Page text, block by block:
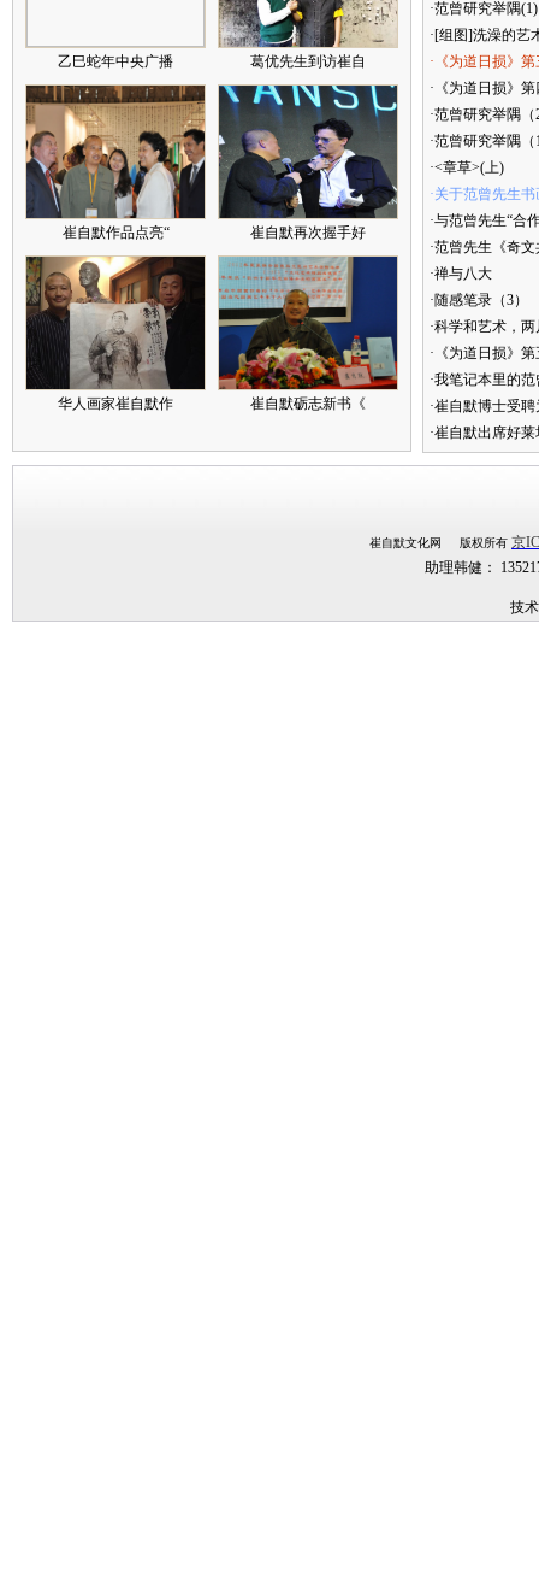
乙巳蛇年中央广播 葛优先生到访崔自
崔自默作品点亮“ 崔自默再次握手好
华人画家崔自默作 崔自默砺志新书《
·范曾研究举隅(1)
·[组图]洗澡的艺
·《为道日损》
·《为道日损》
·范曾研究举隅（
·范曾研究举隅（
·<章草>(上)
·关于范曾先生
·与范曾先生“合
·范曾先生《奇
·禅与八大
·随感笔录（3）
·科学和艺术，
·《为道日损》
·我笔记本里的
·崔自默博士受
·崔自默出席好
崔自默文化网 版权所有 京
助理韩健：
技